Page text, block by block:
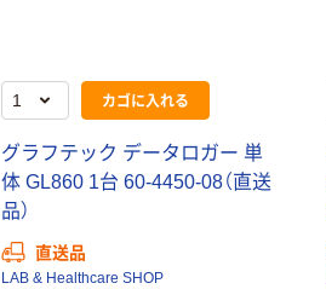
カゴに入れる
グラフテック データロガー 単
体 GL860 1台 60-4450-08（直送
品）
直送品
LAB & Healthcare SHOP